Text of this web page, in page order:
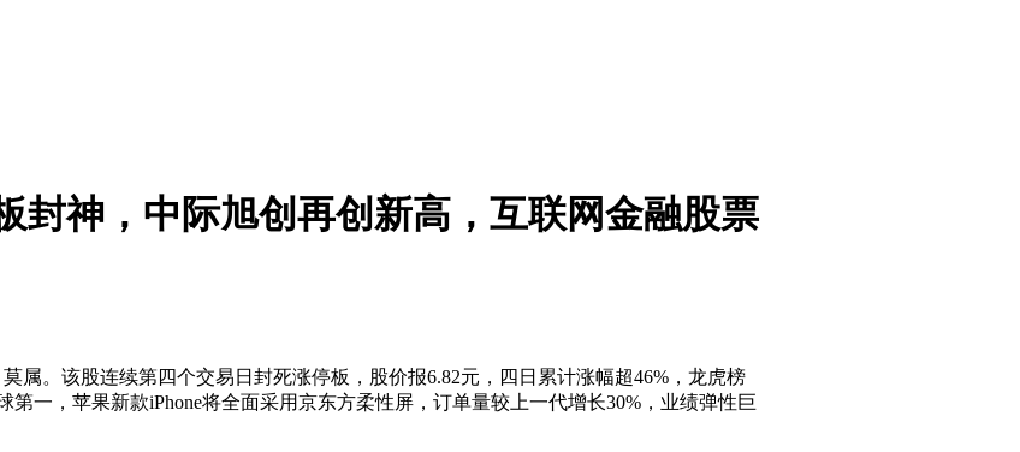
封神，中际旭创再创新高，互联网金融股票
属。该股连续第四个交易日封死涨停板，股价报6.82元，四日累计涨幅超46%，龙虎榜
一，苹果新款iPhone将全面采用京东方柔性屏，订单量较上一代增长30%，业绩弹性巨